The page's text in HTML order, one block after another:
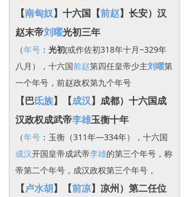
【南匈奴】十六国【前赵】 长安）汉
赵末帝刘曜光初三年
（年号 ： 光初(或作佐初318年十月~329年
八月），十六国前赵第四任皇帝少主刘曜第
一个年号，前赵政权第九个年号
【巴氐族】【成汉】成都）十六国成
汉政权成武帝李雄玉衡十年
（年号 ：玉衡（311年―334年），十六国
成汉开国皇帝成武帝李雄的第三个年号，称
帝第二个年号，成汉政权第三个年号，
【卢水胡】【前凉】凉州）第二任位